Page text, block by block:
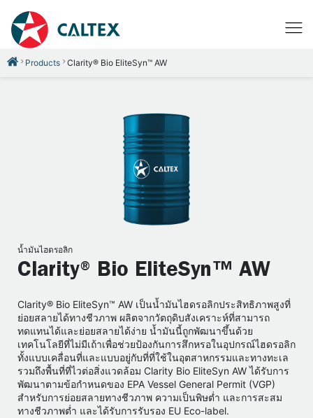
Products Clarity® Bio EliteSyn™ AW
น้ำมันไฮดรอลิก
Clarity® Bio EliteSyn™ AW
Clarity® Bio EliteSyn™ AW เป็นน้ำมันไฮดรอลิกประสิทธิภาพสูงที่
ย่อยสลายได้ทางชีวภาพ ผลิตจากวัตถุดิบสังเคราะห์ที่สามารถ
ทดแทนได้และย่อยสลายได้ง่าย น้ำมันนี้ถูกพัฒนาขึ้นด้วย
เทคโนโลยีที่ไม่มีเถ้าเพื่อช่วยป้องกันการสึกหรอในอุปกรณ์ไฮดรอลิก
ทั้งแบบเคลื่อนที่และแบบอยู่กับที่ที่ใช้ในอุตสาหกรรมและทางทะเล
รวมถึงพื้นที่ที่ไวต่อสิ่งแวดล้อม Clarity Bio EliteSyn AW ได้รับการ
พัฒนาตามข้อกำหนดของ EPA Vessel General Permit (VGP)
สำหรับการย่อยสลายทางชีวภาพ ความเป็นพิษต่ำ และการสะสม
ทางชีวภาพต่ำ และได้รับการรับรอง EU Eco-label.